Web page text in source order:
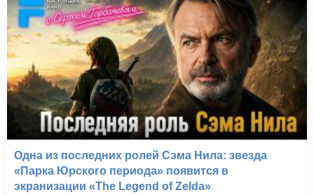
Одна из последних ролей Сэма Нила: звезда
«Парка Юрского периода» появится в
экранизации «The Legend of Zelda»